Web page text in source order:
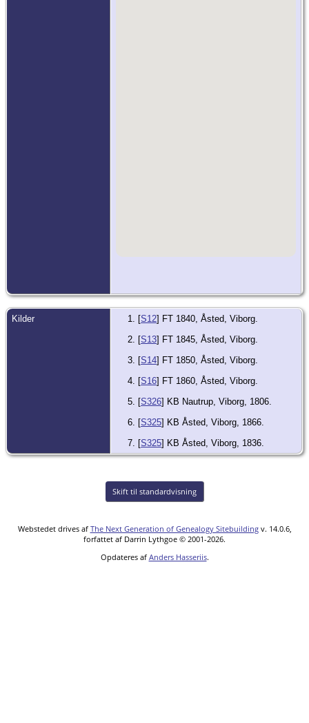
Kilder [S12] FT 1840, Åsted, Viborg.
[S13] FT 1845, Åsted, Viborg.
[S14] FT 1850, Åsted, Viborg.
[S16] FT 1860, Åsted, Viborg.
[S326] KB Nautrup, Viborg, 1806.
[S325] KB Åsted, Viborg, 1866.
[S325] KB Åsted, Viborg, 1836.
Skift til standardvisning
Webstedet drives af The Next Generation of Genealogy Sitebuildingv. 14.0.6,
forfattet af Darrin Lythgoe © 2001-2026.
Opdateres af Anders Hasseriis.